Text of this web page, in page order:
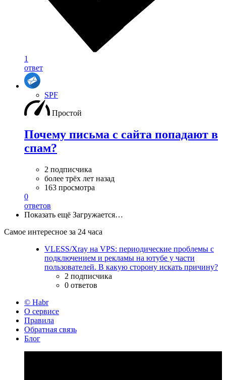
1
ответ
SPF
Простой
Почему письма с сайта попадают в
спам?
2 подписчика
более трёх лет назад
163 просмотра
0
ответов
Показать ещё Загружается…
Самое интересное за 24 часа
VLESS/Xray на VPS: периодические проблемы с
подключением и рекламы на ютубе у части
пользователей. В какую сторону искать причину?
2 подписчика
0 ответов
© Habr
О сервисе
Правила
Обратная связь
Блог